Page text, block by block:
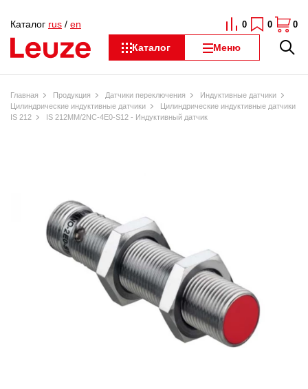
Каталог Меню
Каталог rus / en 0 0 0
Главная Продукция Датчики переключения
Индуктивные датчики
Цилиндрические индуктивные датчики
Цилиндрические индуктивные датчики
IS 212
IS 212MM/2NC-4E0-S12 - Индуктивный датчик